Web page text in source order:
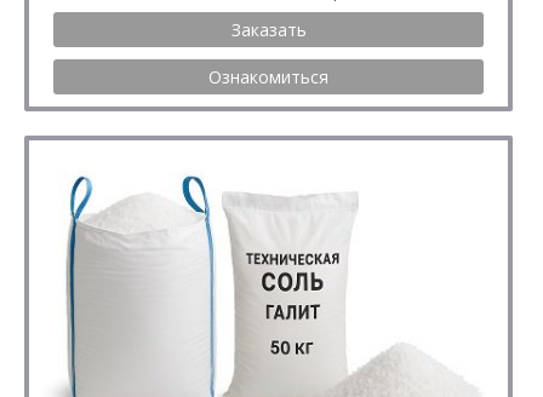
Заказать
Ознакомиться